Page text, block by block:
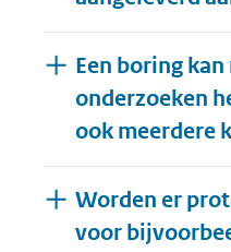
Een boring
onderzoeken
ook meerdere
Worden er
voor